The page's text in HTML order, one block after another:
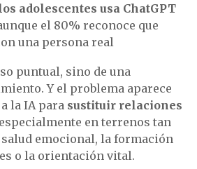
adolescentes usa ChatGPT
el 80% reconoce que
una persona real
puntual, sino de una
Y el problema aparece
la IA para sustituir relaciones
en terrenos tan
emocional, la formación
o la orientación vital.